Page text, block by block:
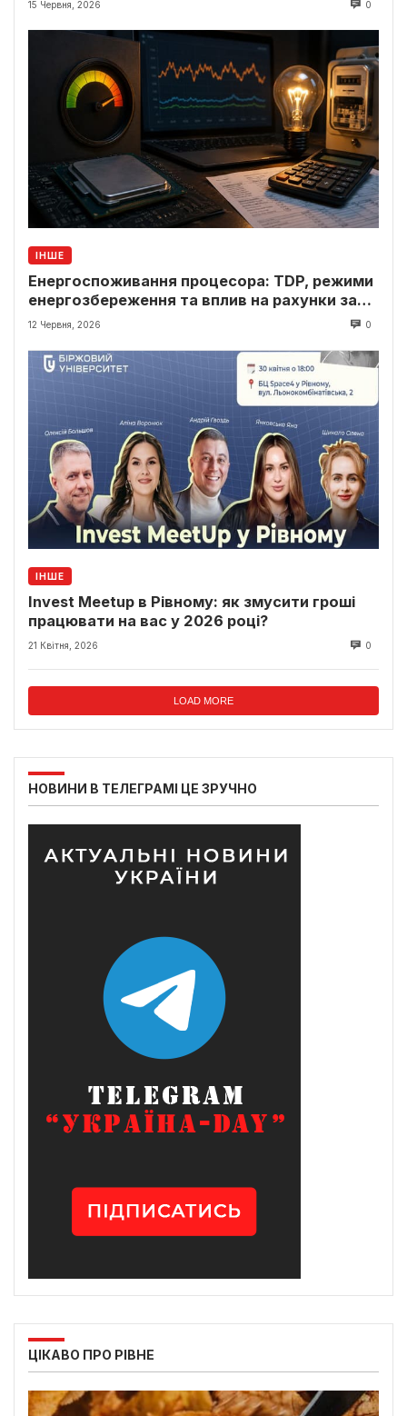
15 Червня, 2026 0
ІНШЕ
Енергоспоживання процесора: TDP, режими
енергозбереження та вплив на рахунки за
світло
12 Червня, 2026 0
ІНШЕ
Invest Meetup в Рівному: як змусити гроші
працювати на вас у 2026 році?
21 Квітня, 2026 0
LOAD MORE
НОВИНИ В ТЕЛЕГРАМІ ЦЕ ЗРУЧНО
ЦІКАВО ПРО РІВНЕ